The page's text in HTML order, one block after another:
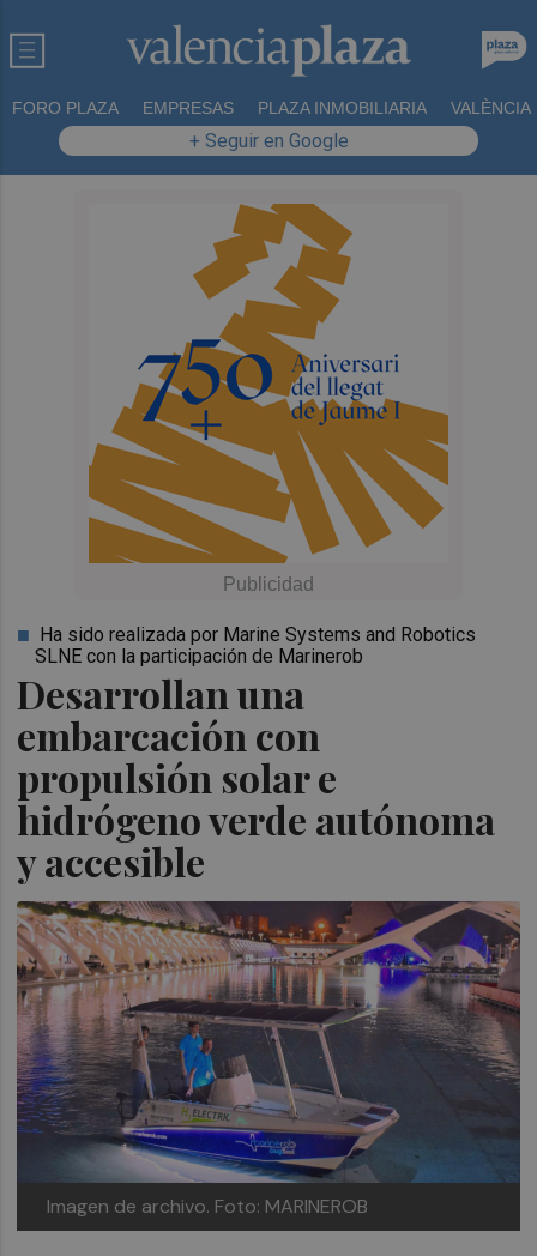
FORO PLAZA EMPRESAS PLAZA INMOBILIARIA VALÈNCIA
+ Seguir en Google
Desarrollan una
embarcación con
propulsión solar e
hidrógeno verde autónoma
y accesible
Ha sido realizada por Marine Systems and Robotics
SLNE con la participación de Marinerob
Imagen de archivo. Foto: MARINEROB